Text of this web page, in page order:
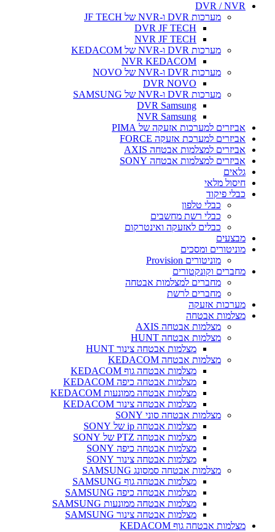
DVR / NVR
מערכות DVR ו-NVR של JF TECH
DVR JF TECH
NVR JF TECH
מערכות DVR ו-NVR של KEDACOM
NVR KEDACOM
מערכות DVR ו-NVR של NOVO
DVR NOVO
מערכות DVR ו-NVR של SAMSUNG
DVR Samsung
NVR Samsung
אביזרים למערכות אזעקה של PIMA
אביזרים למערכת אזעקה FORCE
אביזרים למצלמות אבטחה AXIS
אביזרים למצלמות אבטחה SONY
גלאים
חיסול מלאי
כבלי פיקוד
כבלי טלפון
כבלי רשת מחשבים
כבלים לאזעקה ואינטרקום
מבצעים
מוניטורים ומסכים
מוניטורים Provision
מחברים וקונקטורים
מחברים למצלמות אבטחה
מחברים לרשת
מערכות אזעקה
מצלמות אבטחה
מצלמות אבטחה AXIS
מצלמות אבטחה HUNT
מצלמות אבטחה צינור HUNT
מצלמות אבטחה KEDACOM
מצלמות אבטחה גוף KEDACOM
מצלמות אבטחה כיפה KEDACOM
מצלמות אבטחה ממונעות KEDACOM
מצלמות אבטחה צינור KEDACOM
מצלמות אבטחה סוני SONY
מצלמות אבטחה ip של SONY
מצלמות אבטחה PTZ של SONY
מצלמות אבטחה כיפה SONY
מצלמות אבטחה צינור SONY
מצלמות אבטחה סמסונג SAMSUNG
מצלמות אבטחה גוף SAMSUNG
מצלמות אבטחה כיפה SAMSUNG
מצלמות אבטחה ממונעות SAMSUNG
מצלמות אבטחה צינור SAMSUNG
מצלמות אבטחה גוף KEDACOM